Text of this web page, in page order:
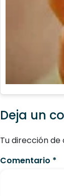
Deja un
Tu dirección
Comentario *